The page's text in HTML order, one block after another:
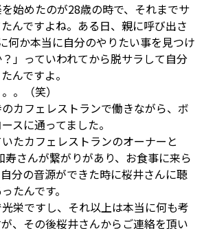
を始めたのが28歳の時で、それまでサ
んですよね。ある日、親に呼び出さ
何か本当に自分のやりたい事を見つけ
」っていわれてから脱サラして自分
んですよ。
。（笑）
カフェレストランで働きながら、ボ
スに通ってました。
たカフェレストランのオーナーと
さんが繋がりがあり、お食事に来ら
分の音源ができた時に桜井さんに聴
たんです。
栄ですし、それ以上は本当に何も考
、その後桜井さんからご連絡を頂い